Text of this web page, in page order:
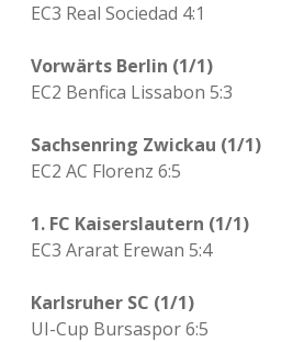
EC3 Real Sociedad 4:1
Vorwärts Berlin (1/1)
EC2 Benfica Lissabon 5:3
Sachsenring Zwickau (1/1)
EC2 AC Florenz 6:5
1. FC Kaiserslautern (1/1)
EC3 Ararat Erewan 5:4
Karlsruher SC (1/1)
UI-Cup Bursaspor 6:5